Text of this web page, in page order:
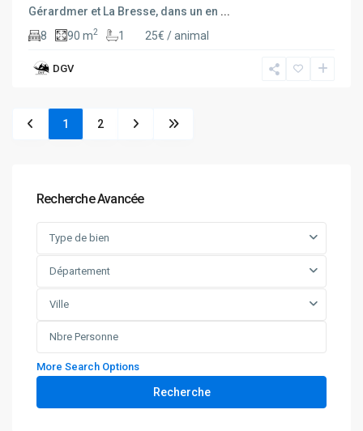
Gérardmer et La Bresse, dans un en ...
8
90 m2 1 25€ / animal
DGV
1 2
Recherche Avancée
Type de bien
Département
Ville
More Search Options
Recherche